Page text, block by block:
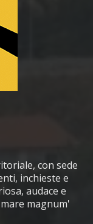
con sede
inchieste e
audace e
magnum'